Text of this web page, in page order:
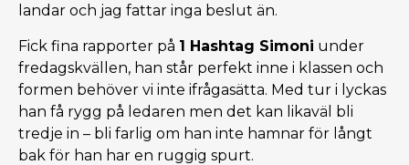
landar och jag fattar inga beslut än.
Fick fina rapporter på 1 Hashtag Simoni under
fredagskvällen, han står perfekt inne i klassen och
formen behöver vi inte ifrågasätta. Med tur i lyckas
han få rygg på ledaren men det kan likaväl bli
tredje in – bli farlig om han inte hamnar för långt
bak för han har en ruggig spurt.